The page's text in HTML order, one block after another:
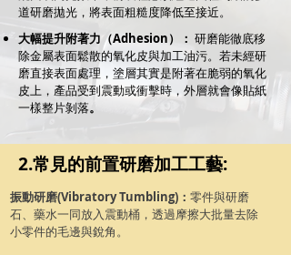
道研磨拋光，將表面粗糙度降低至接近。
大幅提升附著力（Adhesion）： 研磨能徹底移
除金屬表面鬆散的氧化皮與加工油污。若未經研
磨直接表面處理，塗層其實是附著在脆弱的氧化
皮上，產品受到震動或衝擊時，外層就會像貼紙
一樣整片剝落。
2.常見的前置研磨加工工藝:
振動研磨(Vibratory Tumbling)： 零件與研磨
石、藥水一同放入震動桶，透過摩擦大批量去除
小零件的毛邊與銳角。